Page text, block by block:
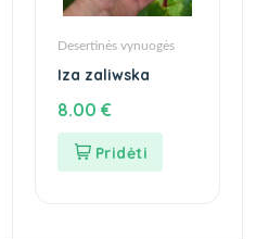
Desertinės vynuogės
Iza zaliwska
8.00 €